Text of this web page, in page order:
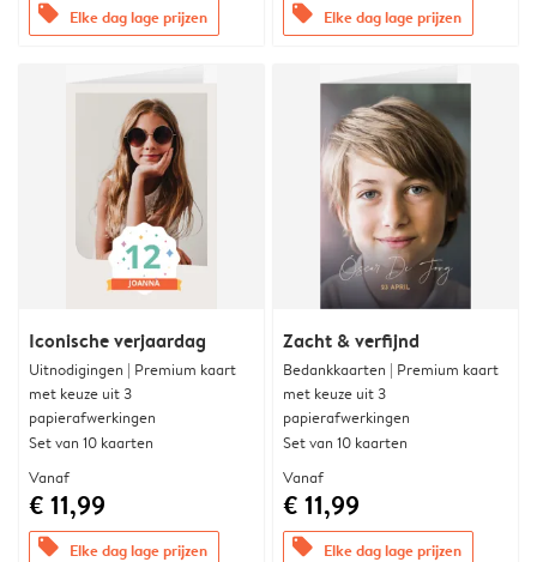
offers Elke dag lage prijzen offers Elke dag lage prijzen
Iconische verjaardag
Uitnodigingen | Premium kaart
met keuze uit 3
papierafwerkingen
Set van 10 kaarten
Vanaf
€ 11,99
offers Elke dag lage prijzen
Zacht & verfijnd
Bedankkaarten | Premium kaart
met keuze uit 3
papierafwerkingen
Set van 10 kaarten
Vanaf
€ 11,99
offers Elke dag lage prijzen